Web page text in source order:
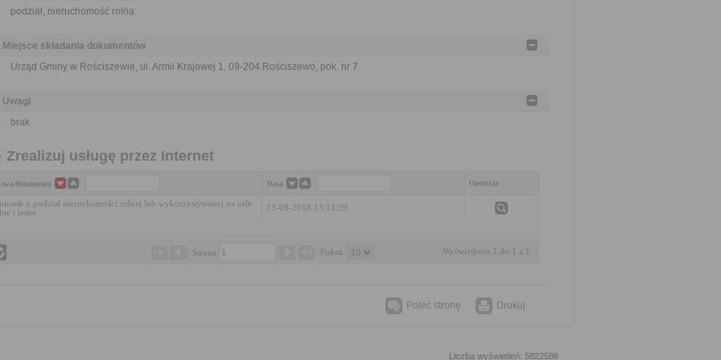
podział, nieruchomość rolna
Miejsce składania dokumentów
Urząd Gminy w Rościszewie, ul. Armii Krajowej 1, 09-204 Rościszewo, pok. nr 7
Uwagi
brak
Zrealizuj usługę przez Internet
dokumentu Data Operacja
o podział nieruchomości rolnej lub wykorzystywanej na cele
i leśne
13-09-2018 13:13:39
Strona Pokaż Wyświetlono 1 do 1 z 1
Poleć stronę Drukuj
Liczba wyświetleń: 5822586